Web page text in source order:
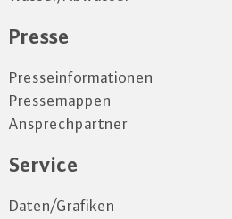
Presse
Presseinformationen
Pressemappen
Ansprechpartner
Service
Daten/Grafiken